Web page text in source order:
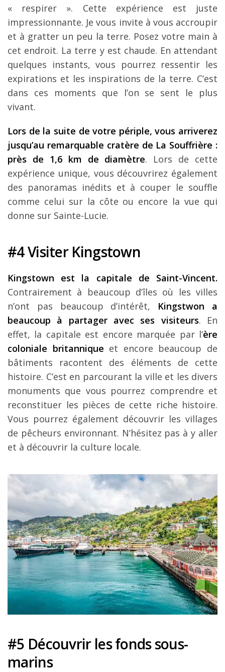
« respirer ». Cette expérience est juste
impressionnante. Je vous invite à vous accroupir
et à gratter un peu la terre. Posez votre main à
cet endroit. La terre y est chaude. En attendant
quelques instants, vous pourrez ressentir les
expirations et les inspirations de la terre. C’est
dans ces moments que l’on se sent le plus
vivant.
Lors de la suite de votre périple, vous arriverez
jusqu’au remarquable cratère de La Souffrière :
près de 1,6 km de diamètre. Lors de cette
expérience unique, vous découvrirez également
des panoramas inédits et à couper le souffle
comme celui sur la côte ou encore la vue qui
donne sur Sainte-Lucie.
#4 Visiter Kingstown
Kingstown est la capitale de Saint-Vincent.
Contrairement à beaucoup d’îles où les villes
n’ont pas beaucoup d’intérêt, Kingstwon a
beaucoup à partager avec ses visiteurs. En
effet, la capitale est encore marquée par l’ère
coloniale britannique et encore beaucoup de
bâtiments racontent des éléments de cette
histoire. C’est en parcourant la ville et les divers
monuments que vous pourrez comprendre et
reconstituer les pièces de cette riche histoire.
Vous pourrez également découvrir les villages
de pêcheurs environnant. N’hésitez pas à y aller
et à découvrir la culture locale.
#5 Découvrir les fonds sous-
marins